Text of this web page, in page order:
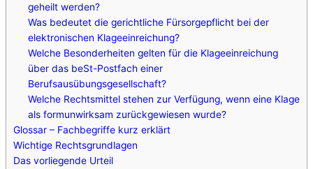
geheilt werden?
Was bedeutet die gerichtliche Fürsorgepflicht bei der
elektronischen Klageeinreichung?
Welche Besonderheiten gelten für die Klageeinreichung
über das beSt-Postfach einer
Berufsausübungsgesellschaft?
Welche Rechtsmittel stehen zur Verfügung, wenn eine Klage
als formunwirksam zurückgewiesen wurde?
Glossar – Fachbegriffe kurz erklärt
Wichtige Rechtsgrundlagen
Das vorliegende Urteil